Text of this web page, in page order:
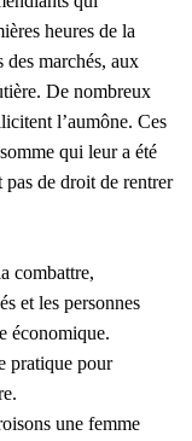
heures de la
des marchés, aux
De nombreux
l’aumône. Ces
qui leur a été
pas de droit de rentrer
combattre,
et les personnes
économique.
pratique pour
une femme